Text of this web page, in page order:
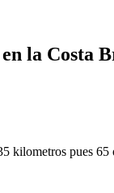
la Costa
kilometros pues